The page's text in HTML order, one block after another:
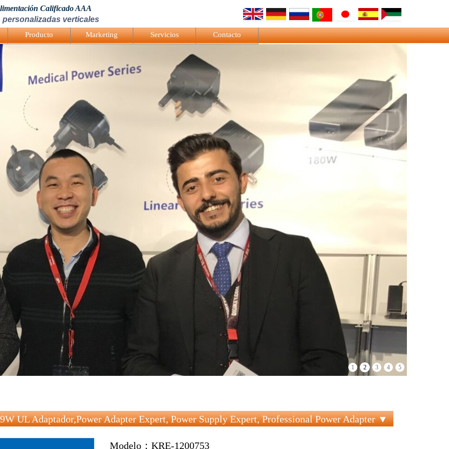
Calificado AAA
verticales
Producto Marketing Servicios Contacto
1 2 3 4 5
UL Adaptador,power Adapter Expert, Power Supply Expert, Professional Power Adapter ▼
Modelo：KRE-1200753